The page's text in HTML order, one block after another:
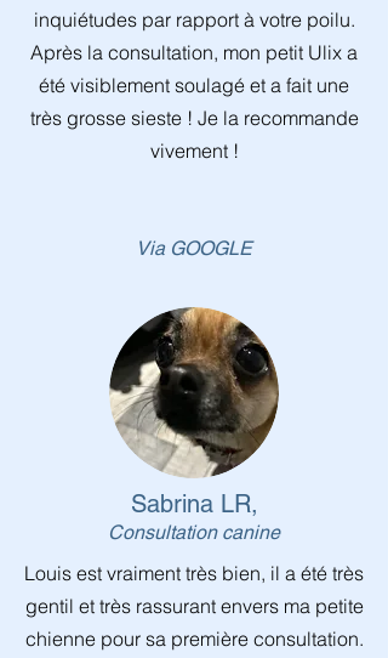
inquiétudes par rapport à votre poilu.
Après la consultation, mon petit Ulix a
été visiblement soulagé et a fait une
très grosse sieste ! Je la recommande
vivement !
Via GOOGLE
Sabrina LR,
Consultation canine
Louis est vraiment très bien, il a été très
gentil et très rassurant envers ma petite
chienne pour sa première consultation.